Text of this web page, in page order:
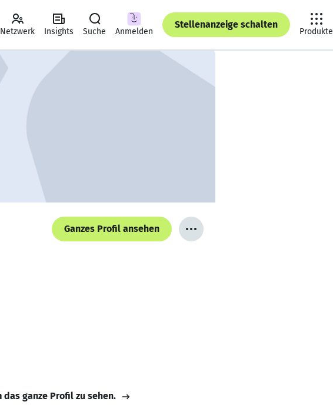
Netzwerk Insights Suche Anmelden
Stellenanzeige schalten
Produkte
Ganzes Profil ansehen
das ganze Profil zu sehen.